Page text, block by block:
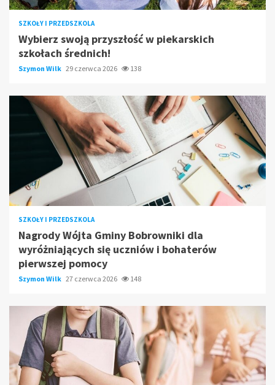
SZKOŁY I PRZEDSZKOLA
Wybierz swoją przyszłość w piekarskich
szkołach średnich!
Szymon Wilk 29 czerwca 2026 138
SZKOŁY I PRZEDSZKOLA
Nagrody Wójta Gminy Bobrowniki dla
wyróżniających się uczniów i bohaterów
pierwszej pomocy
Szymon Wilk 27 czerwca 2026 148